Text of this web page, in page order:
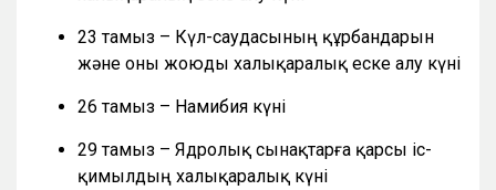
23 тамыз – Күл-саудасының құрбандарын
және оны жоюды халықаралық еске алу күні
26 тамыз – Намибия күні
29 тамыз – Ядролық сынақтарға қарсы іс-
қимылдың халықаралық күні